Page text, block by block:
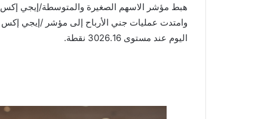
هبط مؤشر الاسهم الصغيرة والمتوسطة/إيجي إكس 70/ بنسبة 2% ليبلغ مستوى 2084.07 نقطة.
اليوم عند مستوى 3026.16 نقطة.